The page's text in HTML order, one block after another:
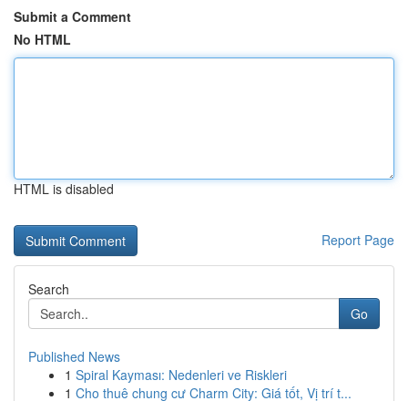
Submit a Comment
No HTML
HTML is disabled
Report Page
Search
Go
Published News
1 Spiral Kayması: Nedenleri ve Riskleri
1 Cho thuê chung cư Charm City: Giá tốt, Vị trí t...